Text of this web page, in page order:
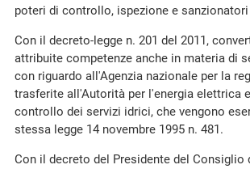
poteri di controllo, ispezione e
Con il decreto-legge n. 201 del 2011,
attribuite competenze anche in materia di
con riguardo all'Agenzia nazionale per la
trasferite all'Autorità per l'energia elettrica
controllo dei servizi idrici, che vengono
stessa legge 14 novembre 1995 n. 481.
Con il decreto del Presidente del